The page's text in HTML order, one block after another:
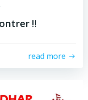
!!
read more